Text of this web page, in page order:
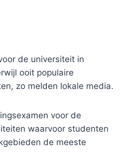
de universiteit in
ooit populaire
zo melden lokale media.
voor de
waarvoor studenten
de meeste